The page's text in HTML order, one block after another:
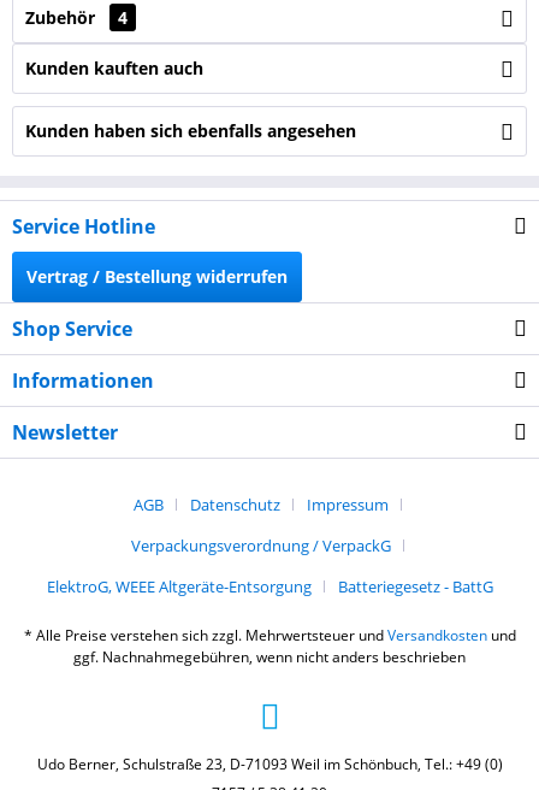
Zubehör 4
Kunden kauften auch
Kunden haben sich ebenfalls angesehen
Service Hotline
Vertrag / Bestellung widerrufen
Shop Service
Informationen
Newsletter
AGB Datenschutz
Impressum
Verpackungsverordnung / VerpackG
ElektroG, WEEE Altgeräte-Entsorgung
Batteriegesetz - BattG
* Alle Preise verstehen sich zzgl. Mehrwertsteuer undVersandkostenund
ggf. Nachnahmegebühren, wenn nicht anders beschrieben
Udo Berner, Schulstraße 23, D-71093 Weil im Schönbuch, Tel.: +49 (0)